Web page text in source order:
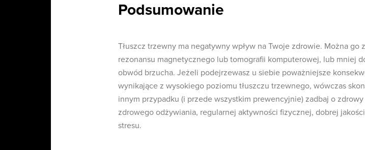
Podsumowanie
Tłuszcz trzewny ma negatywny wpływ na Twoje zdrowie. Można go
rezonansu magnetycznego lub tomografii komputerowej, lub mniej
obwód brzucha. Jeżeli podejrzewasz u siebie poważniejsze
wynikające z wysokiego poziomu tłuszczu trzewnego, wówczas
innym przypadku (i przede wszystkim prewencyjnie) zadbaj o
zdrowego odżywiania, regularnej aktywności fizycznej, dobrej
stresu.